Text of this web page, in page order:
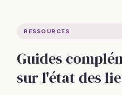
RESSOURCES
Guides
sur l'état des